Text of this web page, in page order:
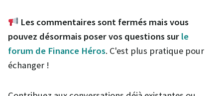
Les commentaires sont fermés mais vous
pouvez désormais poser vos questions sur le
forum de Finance Héros. C'est plus pratique pour
échanger !